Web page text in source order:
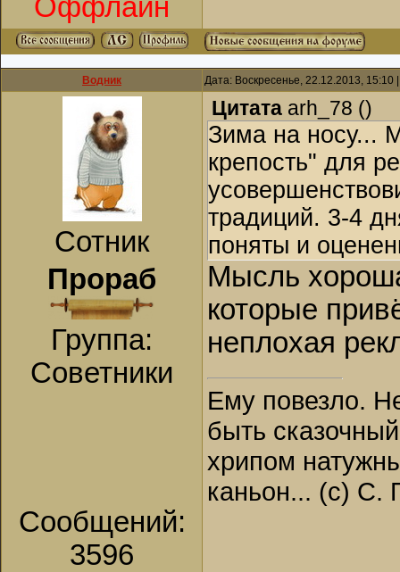
Оффлайн
Водник Дата: Воскресенье, 22.12.2013,
Сотник
Прораб
Группа:
Советники
Сообщений:
3596
Цитата arh_78 ()
Зима на носу...
крепость" для
традиций. 3-4
поняты и
Мысль
которые
неплохая
Ему повезло.
быть
хрипом
каньон... (с) С.